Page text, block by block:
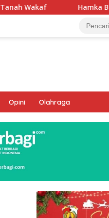
Hamka B. Kady Desak
Opini Olahraga